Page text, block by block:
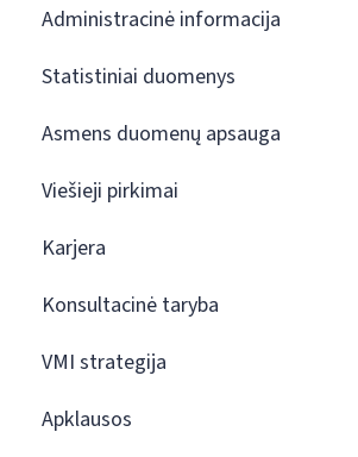
Administracinė informacija
Statistiniai duomenys
Asmens duomenų apsauga
Viešieji pirkimai
Karjera
Konsultacinė taryba
VMI strategija
Apklausos